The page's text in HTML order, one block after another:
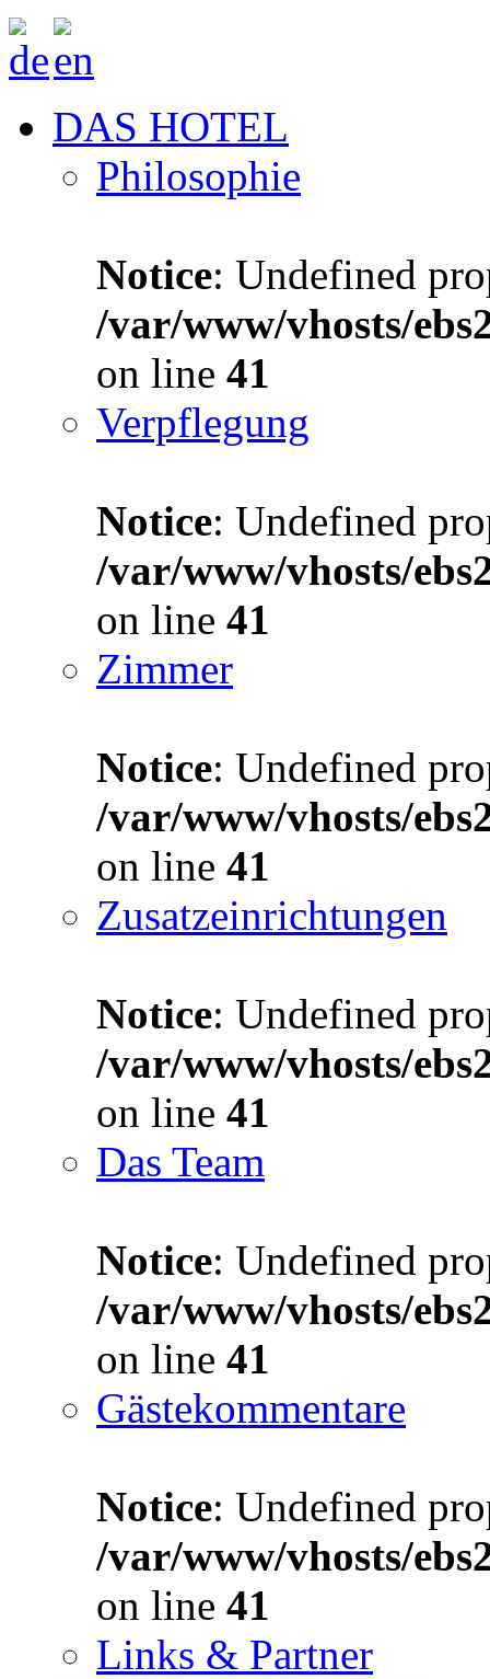
DAS HOTEL
Philosophie
Notice: Undefined
/var/www/vhosts/
on line 41
Verpflegung
Notice: Undefined
/var/www/vhosts/
on line 41
Zimmer
Notice: Undefined
/var/www/vhosts/
on line 41
Zusatzeinrichtungen
Notice: Undefined
/var/www/vhosts/
on line 41
Das Team
Notice: Undefined
/var/www/vhosts/
on line 41
Gästekommentare
Notice: Undefined
/var/www/vhosts/
on line 41
Links & Partner